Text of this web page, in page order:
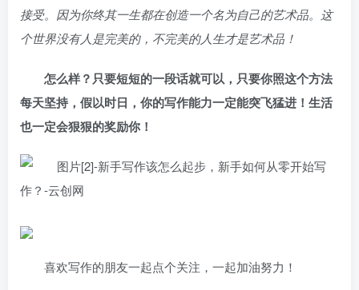
接受。因为你终其一生都在创造一个名为自己的艺术品。这
个世界没有人是完美的，不完美的人生才是艺术品！
怎么样？只要短短的一段话就可以，只要你照这个方法
每天坚持，假以时日，你的写作能力一定能突飞猛进！生活
也一定会狠狠的奖励你！
喜欢写作的朋友一起点个关注，一起加油努力！